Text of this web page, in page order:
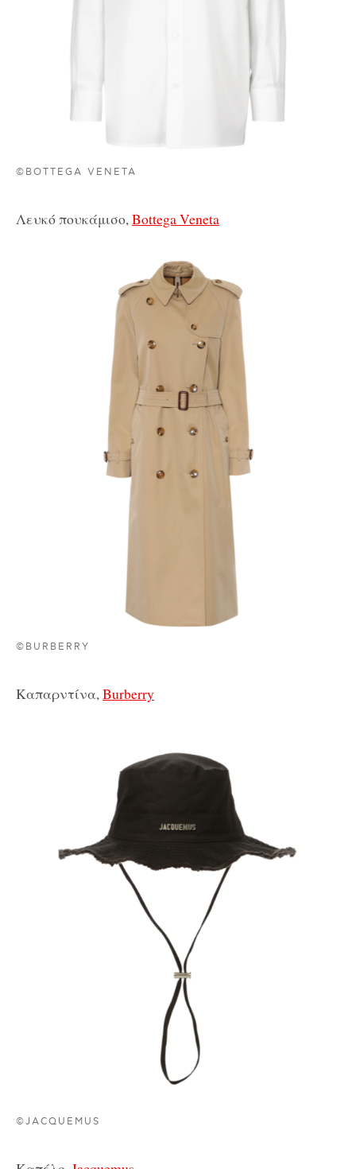
©BOTTEGA VENETA
Λευκό πουκάμισο, Bottega Veneta
©BURBERRY
Καπαρντίνα,Burberry
©JACQUEMUS